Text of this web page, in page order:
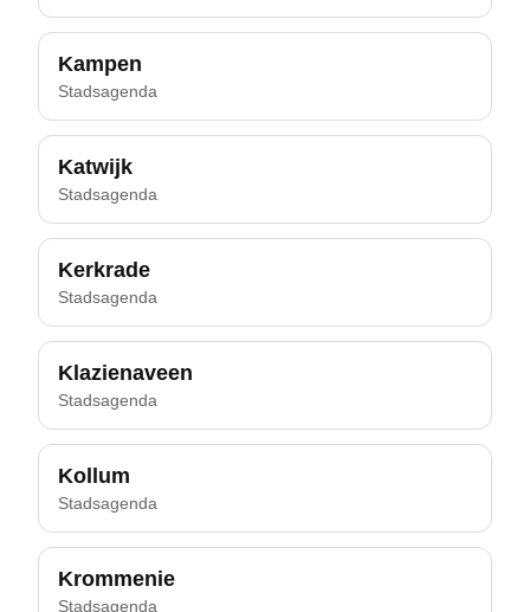
Kampen
Stadsagenda
Katwijk
Stadsagenda
Kerkrade
Stadsagenda
Klazienaveen
Stadsagenda
Kollum
Stadsagenda
Krommenie
Stadsagenda